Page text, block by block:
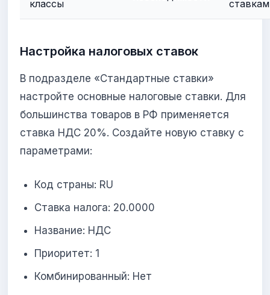
классы
Настройка налоговых ставок
В подразделе «Стандартные ставки»
настройте основные налоговые ставки. Для
большинства товаров в РФ применяется
ставка НДС 20%. Создайте новую ставку с
параметрами:
Код страны: RU
Ставка налога: 20.0000
Название: НДС
Приоритет: 1
Комбинированный: Нет